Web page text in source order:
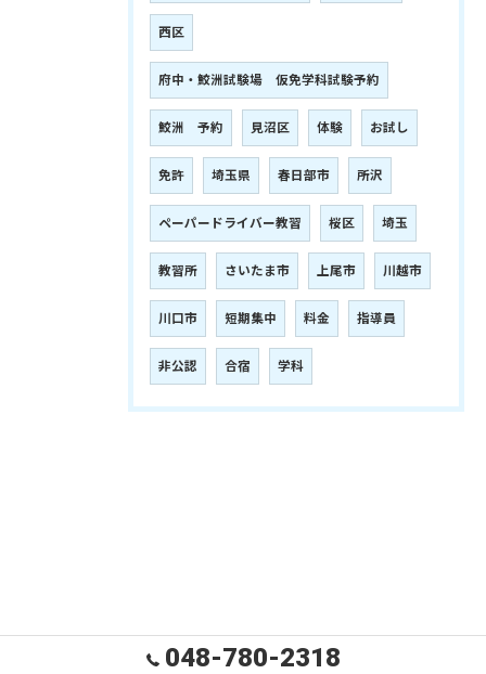
西区
府中・鮫洲試験場 仮免学科試験予約
鮫洲 予約 見沼区 体験 お試し
免許 埼玉県 春日部市 所沢
ペーパードライバー教習 桜区 埼玉
教習所 さいたま市 上尾市 川越市
川口市 短期集中 料金 指導員
非公認 合宿 学科
048-780-2318